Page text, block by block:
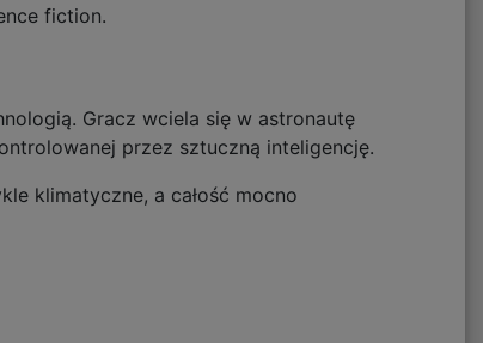
fiction.
Gracz wciela się w astronautę
przez sztuczną inteligencję.
klimatyczne, a całość mocno